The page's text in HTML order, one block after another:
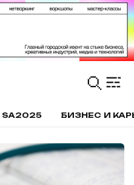
SA2025 БИЗНЕС И